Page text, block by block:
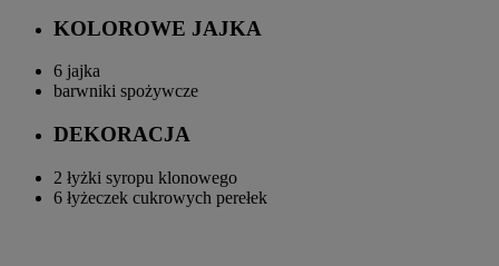
KOLOROWE JAJKA
6 jajka
barwniki spożywcze
DEKORACJA
2 łyżki syropu klonowego
6 łyżeczek cukrowych perełek